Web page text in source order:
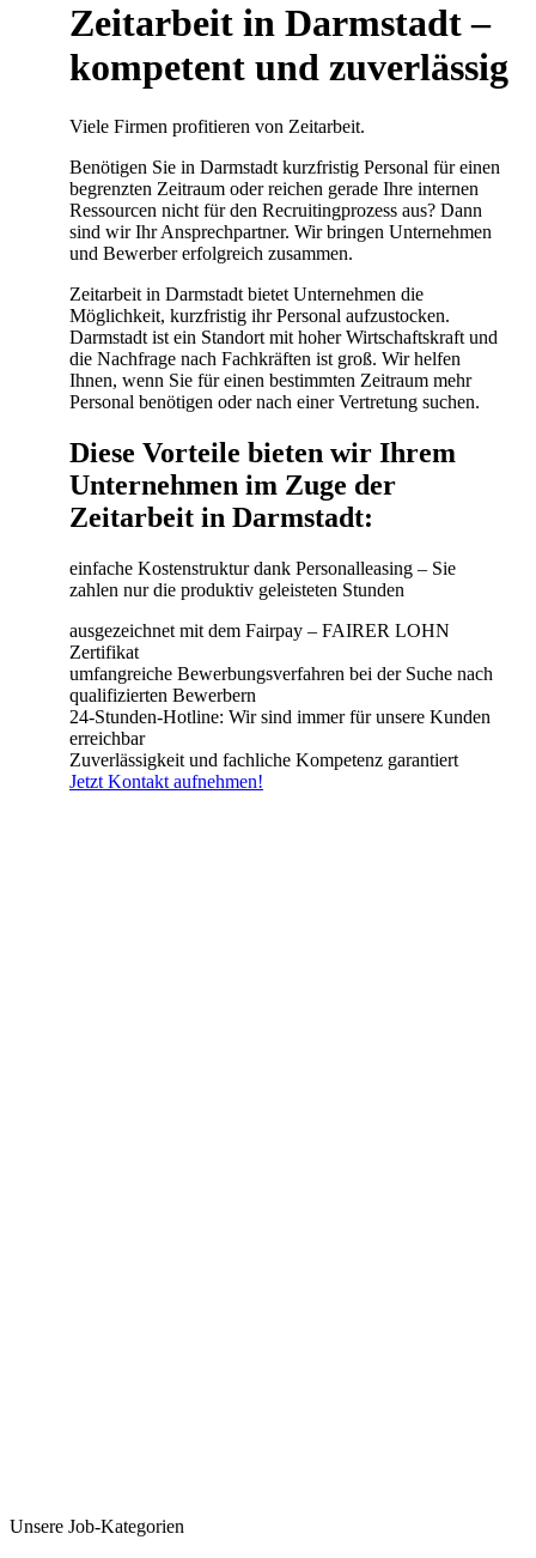
Zeitarbeit in Darmstadt –
kompetent und zuverlässig
Viele Firmen profitieren von Zeitarbeit.
Benötigen Sie in Darmstadt kurzfristig Personal für einen
begrenzten Zeitraum oder reichen gerade Ihre internen
Ressourcen nicht für den Recruitingprozess aus? Dann
sind wir Ihr Ansprechpartner. Wir bringen Unternehmen
und Bewerber erfolgreich zusammen.
Zeitarbeit in Darmstadt bietet Unternehmen die
Möglichkeit, kurzfristig ihr Personal aufzustocken.
Darmstadt ist ein Standort mit hoher Wirtschaftskraft und
die Nachfrage nach Fachkräften ist groß. Wir helfen
Ihnen, wenn Sie für einen bestimmten Zeitraum mehr
Personal benötigen oder nach einer Vertretung suchen.
Diese Vorteile bieten wir Ihrem
Unternehmen im Zuge der
Zeitarbeit in Darmstadt:
einfache Kostenstruktur dank Personalleasing – Sie
zahlen nur die produktiv geleisteten Stunden
ausgezeichnet mit dem Fairpay – FAIRER LOHN
Zertifikat
umfangreiche Bewerbungsverfahren bei der Suche nach
qualifizierten Bewerbern
24-Stunden-Hotline: Wir sind immer für unsere Kunden
erreichbar
Zuverlässigkeit und fachliche Kompetenz garantiert
Jetzt Kontakt aufnehmen!
Unsere Job-Kategorien